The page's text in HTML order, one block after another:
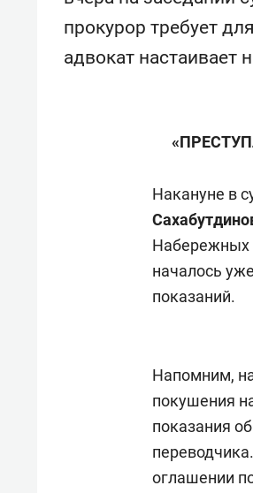
прокурор требует
адвокат настаивает
Накануне в
Набережных
началось
показаний.
Напомним,
покушения
показания
оглашении